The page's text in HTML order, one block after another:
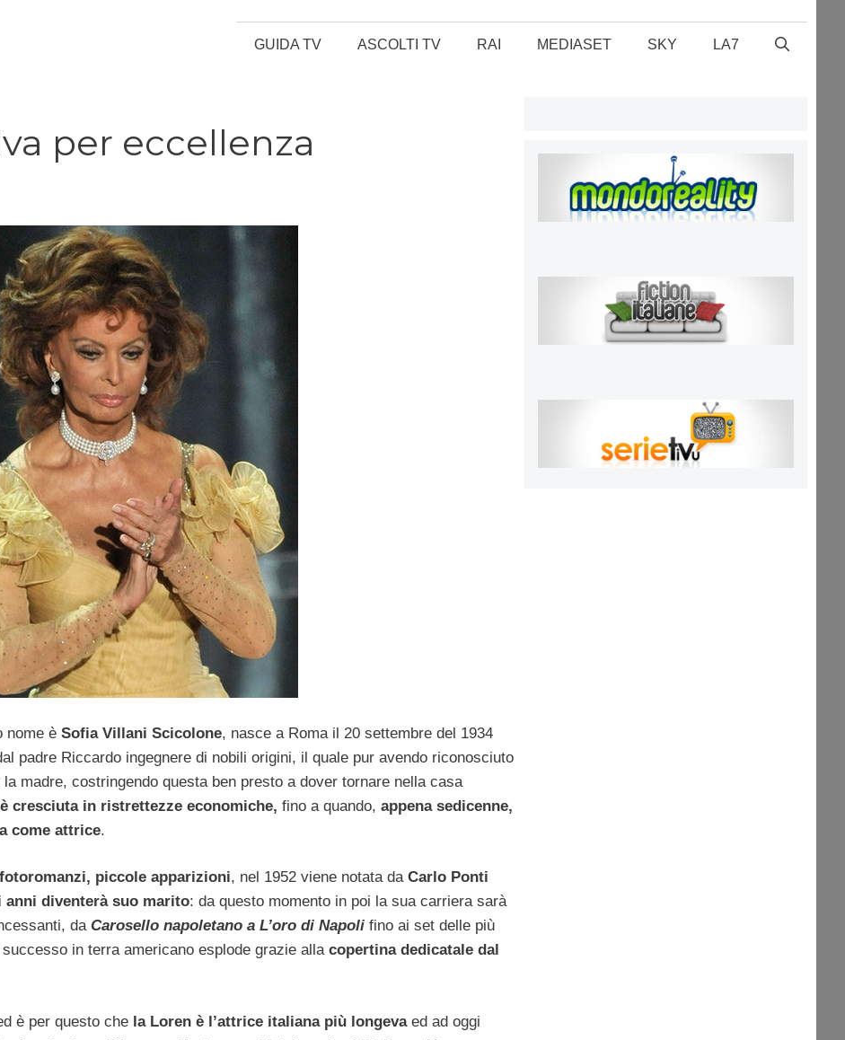
GUIDA TV ASCOLTI TV RAI MEDIASET SKY LA7
per eccellenza
nome è Sofia Villani Scicolone, nasce a Roma il 20 settembre del 1934
padre Riccardo ingegnere di nobili origini, il quale pur avendo riconosciuto
madre, costringendo questa ben presto a dover tornare nella casa
cresciuta in ristrettezze economiche, fino a quando, appena sedicenne,
come attrice.
piccole apparizioni, nel 1952 viene notata da Carlo Ponti
anni diventerà suo marito: da questo momento in poi la sua carriera sarà
da Carosello napoletano a L’oro di Napoli fino ai set delle più
in terra americano esplode grazie alla copertina dedicatale dal
è per questo che la Loren è l’attrice italiana più longevaed ad oggi